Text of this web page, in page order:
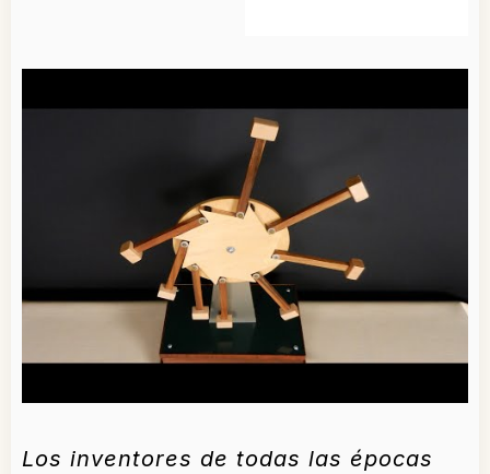
Los inventores de todas las épocas